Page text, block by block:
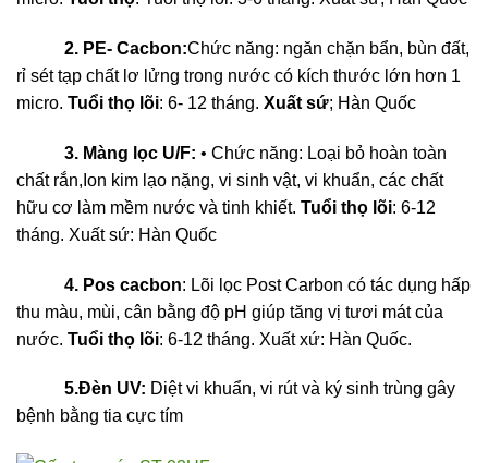
2. PE- Cacbon:Chức năng: ngăn chặn bẩn, bùn đất,
rỉ sét tạp chất lơ lửng trong nước có kích thước lớn hơn 1
micro. Tuổi thọ lõi: 6- 12 tháng. Xuất sứ; Hàn Quốc
3. Màng lọc U/F: •​ Chức năng: Loại bỏ hoàn toàn
chất rắn,Ion kim lạo nặng, vi sinh vật, vi khuẩn, các chất
hữu cơ làm mềm nước và tinh khiết. Tuổi thọ lõi: 6-12
tháng. Xuất sứ: Hàn Quốc
4. Pos cacbon: Lõi lọc Post Carbon có tác dụng hấp
thu màu, mùi, cân bằng độ pH giúp tăng vị tươi mát của
nước. Tuổi thọ lõi: 6-12 tháng. Xuất xứ: Hàn Quốc.
5.Đèn UV: Diệt vi khuẩn, vi rút và ký sinh trùng gây
bệnh bằng tia cực tím